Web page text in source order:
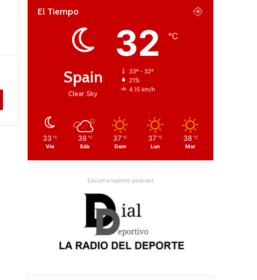
El Tiempo
Spain
Clear Sky
32 ℃
33º - 32º
21%
4.15 km/h
33 ℃
Vie
38 ℃
Sáb
37 ℃
Dom
37 ℃
Lun
38 ℃
Mar
Escucha nuestro podcast